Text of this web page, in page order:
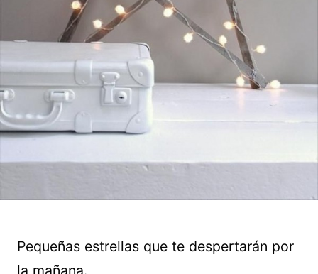
Pequeñas estrellas que te despertarán por
la mañana.